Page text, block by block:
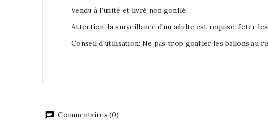
Vendu à l'unité et livré non gonflé.
Attention: la surveillance d'un adulte est requise. Jeter
Conseil d'utilisation: Ne pas trop gonfler les ballons au
Commentaires (0)